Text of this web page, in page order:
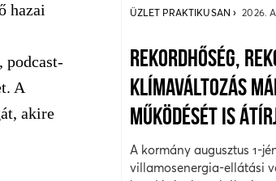
hazai
podcast-
A
akire
ÜZLET PRAKTIKUSAN 2026.
REKORDHŐSÉG,
KLÍMAVÁLTOZÁS
MŰKÖDÉSÉT IS
A kormány augusztus 1-
villamosenergia-ellátási